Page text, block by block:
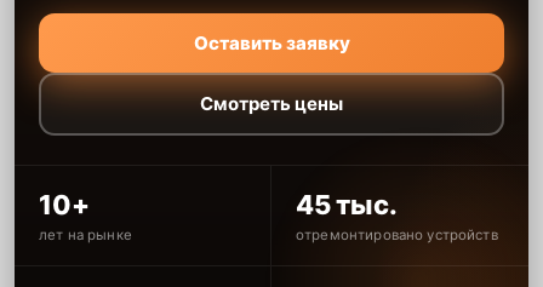
Оставить заявку
Смотреть цены
10+
лет на рынке
45 тыс.
отремонтировано устройств